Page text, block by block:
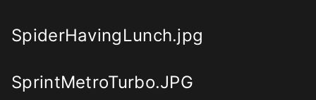
SpiderHavingLunch.jpg
SprintMetroTurbo.JPG